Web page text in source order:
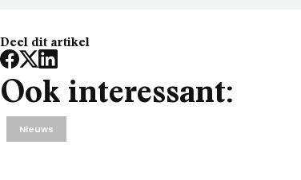
Deel dit artikel
Ook interessant:
Nieuws